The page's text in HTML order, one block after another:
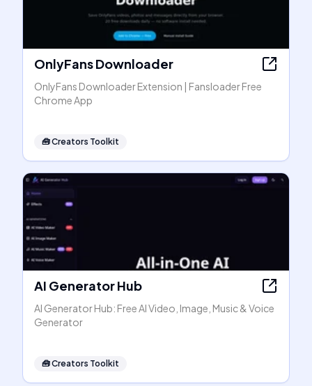
OnlyFans Downloader
OnlyFans Downloader Extension | Fansloader Free
Chrome App
🧰Creators Toolkit
AI Generator Hub
AI Generator Hub: Free AI Video, Image, Music & Voice
Generator
🧰Creators Toolkit